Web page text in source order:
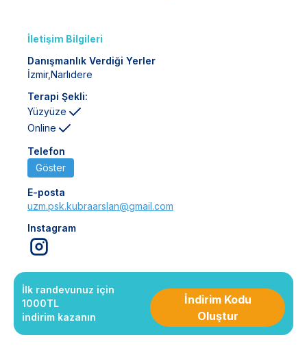
İletişim Bilgileri
Danışmanlık Verdiği Yerler
İzmir,Narlıdere
Terapi Şekli:
Yüzyüze
Online
Telefon
Göster
E-posta
uzm.psk.kubraarslan@gmail.com
Instagram
İlk randevunuz için
1000TL
indirim kazanın
İndirim Kodu
Oluştur